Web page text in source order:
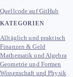
Quellcode auf GitHub
KATEGORIEN
Alltäglich und praktisch
Finanzen & Geld
Mathematik und Algebra
Geometrie und Formen
Wissenschaft und Physik